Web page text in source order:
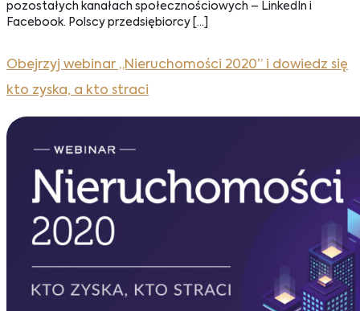
pozostałych kanałach społecznościowych – LinkedIn i
Facebook. Polscy przedsiębiorcy […]
Obejrzyj webinar „Nieruchomości 2020” i dowiedz się
kto zyska, a kto straci